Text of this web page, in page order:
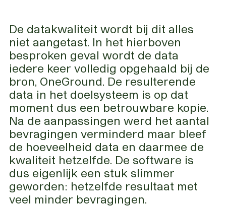
De datakwaliteit wordt bij dit alles
niet aangetast. In het hierboven
besproken geval wordt de data
iedere keer volledig opgehaald bij de
bron, OneGround. De resulterende
data in het doelsysteem is op dat
moment dus een betrouwbare kopie.
Na de aanpassingen werd het aantal
bevragingen verminderd maar bleef
de hoeveelheid data en daarmee de
kwaliteit hetzelfde. De software is
dus eigenlijk een stuk slimmer
geworden: hetzelfde resultaat met
veel minder bevragingen.